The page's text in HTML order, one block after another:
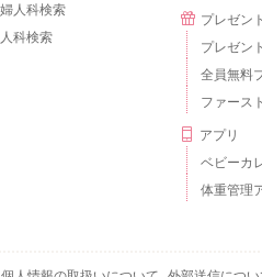
人科検索
科検索
プレゼント
プレゼン
全員無料
ファース
アプリ
ベビーカ
体重管理